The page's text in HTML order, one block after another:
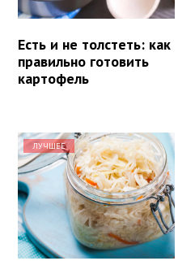
Есть и не толстеть: как
правильно готовить
картофель
ЛУЧШЕЕ